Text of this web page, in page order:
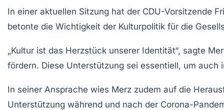
In einer aktuellen Sitzung hat der CDU-Vorsitzende
betonte die Wichtigkeit der Kulturpolitik für die
„Kultur ist das Herzstück unserer Identität“, sagte
fördern. Diese Unterstützung sei essentiell, um
In seiner Ansprache wies Merz zudem auf die
Unterstützung während und nach der Corona-